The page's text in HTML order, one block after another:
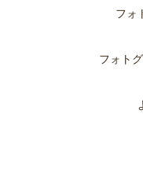
フォ
フォト